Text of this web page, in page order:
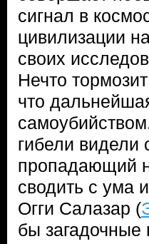
сигнал в
цивилизации
своих
Нечто
что
гибели видели
пропадающий
сводить с ума
Огги Салазар (
бы загадочные